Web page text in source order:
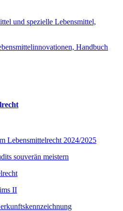
und spezielle Lebensmittel,
Handbuch
Lebensmittelrecht 2024/2025
souverän meistern
II